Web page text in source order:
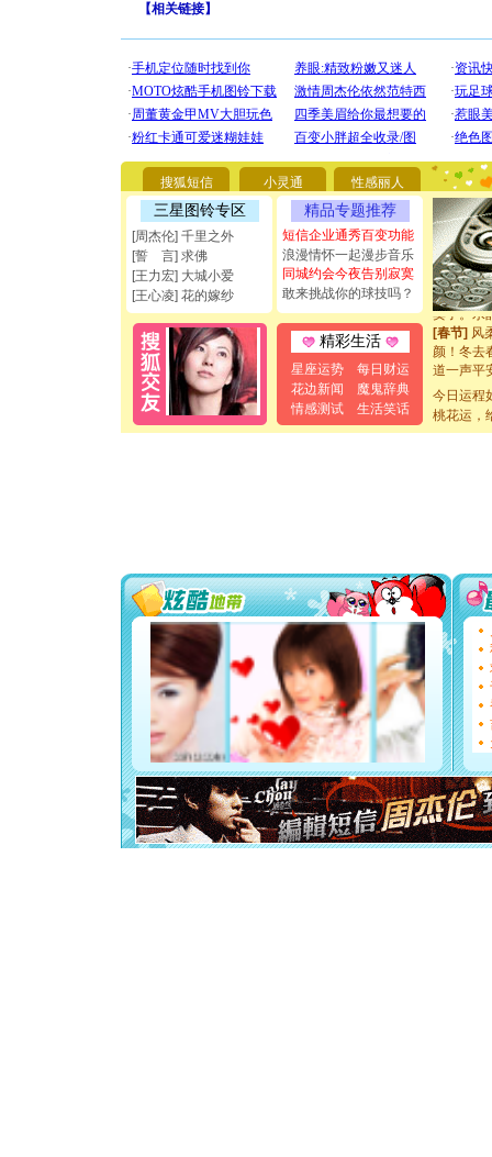
【相关链接】
搜狐短信 小灵通 性感丽人
三星图铃专区
[周杰伦] 千里之外
[誓 言] 求佛
[王力宏] 大城小爱
[王心凌] 花的嫁纱
精品专题推荐
短信企业通秀百变功能
浪漫情怀一起漫步音乐
同城约会今夜告别寂寞
敢来挑战你的球技吗？
精彩生活
星座运势
每日财运
花边新闻
魔鬼辞典
情感测试
生活笑话
[圣诞节]
能正大
[圣诞节]
如意,快
[元旦]看
断电。
你是我专
[元旦]如
起；二是
离。水晶
[元旦]当
泣，这痛
卖了。水
[春节] 风
颜！冬去
道一声平
片叶子是
送你一棵
如意,快
[元旦]看
断电。
你是我
[元旦]
如
起；二
离。水
[元旦]
当
泣，这
卖了。
[春节] 风
颜！冬去
道一声平
[春节]传
片叶子是
送你一棵
今日运程
桃花运，